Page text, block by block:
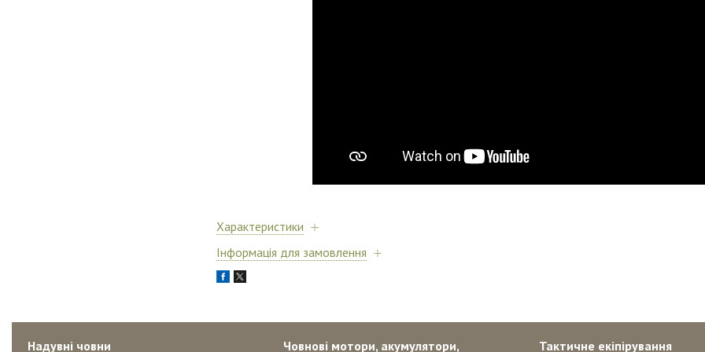
Характеристики
Інформація для замовлення
Надувні човни Човнові мотори, акумулятори, Тактичне екіпірування